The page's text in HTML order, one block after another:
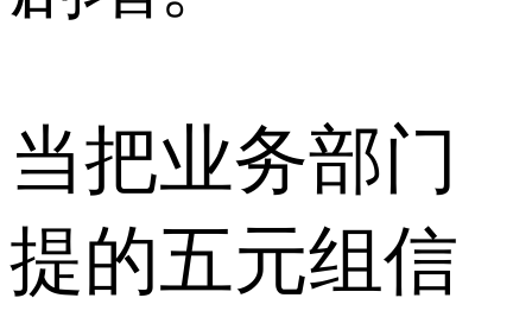
当把业务部门
提的五元组信